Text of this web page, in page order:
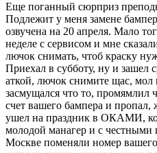
Еще поганный сюрприз
Подлежит у меня замене
озвучена на 20 апреля. Мало
неделе с сервисом и мне
лючок снимать, чтоб краску
Приехал в субботу, ну и зашел
аткой, лючок снимите щас, мол
засмущался что то, промямлил
счет вашего бампера и пропал,
ушел на праздник в ОКАМИ,
молодой манагер и с честными
Москве поменяли номер